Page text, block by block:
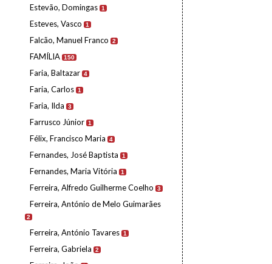
Estevão, Domingas 1
Esteves, Vasco 1
Falcão, Manuel Franco 2
FAMÍLIA 150
Faria, Baltazar 4
Faria, Carlos 1
Faria, Ilda 3
Farrusco Júnior 1
Félix, Francisco Maria 4
Fernandes, José Baptista 1
Fernandes, Maria Vitória 1
Ferreira, Alfredo Guilherme Coelho 3
Ferreira, António de Melo Guimarães
2
Ferreira, António Tavares 1
Ferreira, Gabriela 2